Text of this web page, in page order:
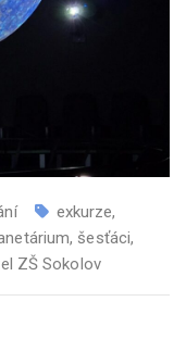
exkurze,
, šesťáci,
ZŠ Sokolov